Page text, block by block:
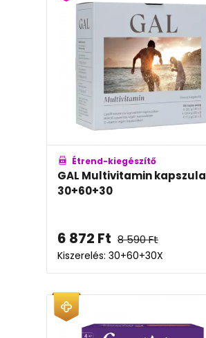
Étrend-kiegészítő
GAL Multivitamin kapszula
30+60+30
6 872 Ft 8 590Ft
Kiszerelés: 30+60+30X